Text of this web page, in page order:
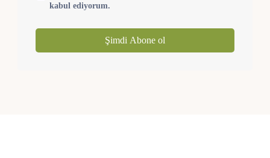
kabul ediyorum.
Şimdi Abone ol